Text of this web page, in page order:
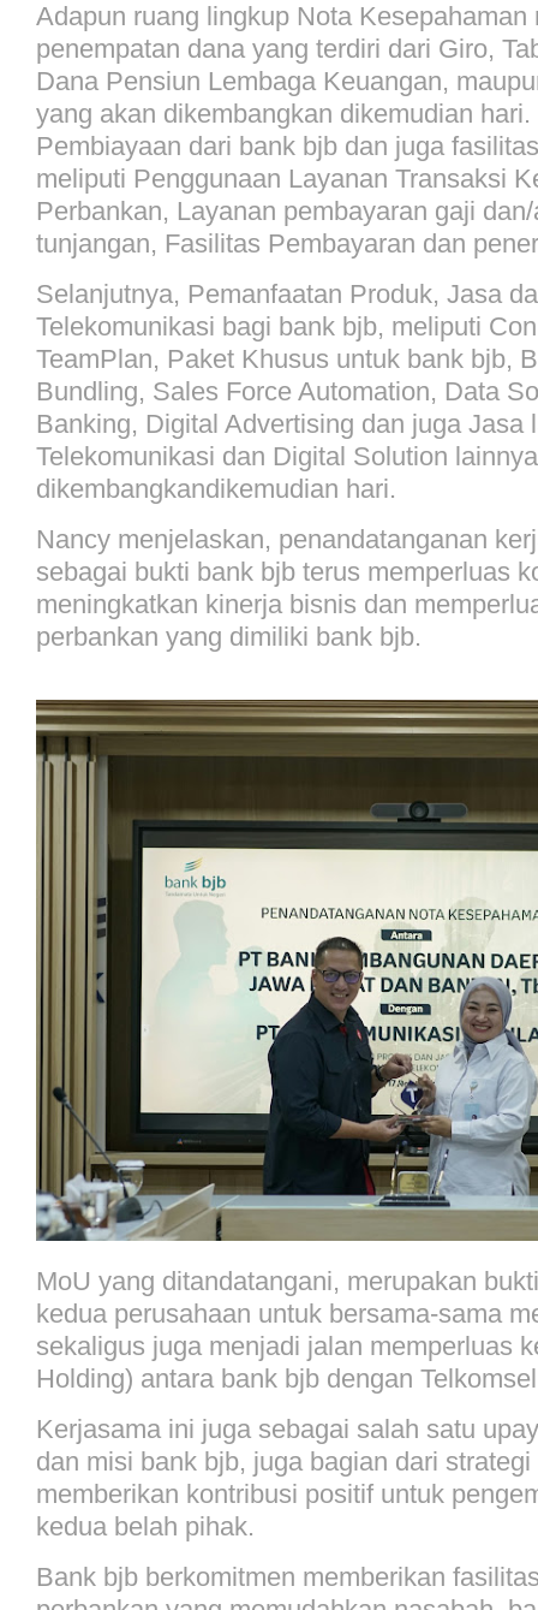
Adapun ruang lingkup Nota Kesepahaman
penempatan dana yang terdiri dari Giro,
Dana Pensiun Lembaga Keuangan,
yang akan dikembangkan dikemudian
Pembiayaan dari bank bjb dan juga
meliputi Penggunaan Layanan Transaksi
Perbankan, Layanan pembayaran gaji
tunjangan, Fasilitas Pembayaran dan
Selanjutnya, Pemanfaatan Produk, Jasa
Telekomunikasi bagi bank bjb, meliputi
TeamPlan, Paket Khusus untuk bank bjb,
Bundling, Sales Force Automation, Data
Banking, Digital Advertising dan juga Jasa
Telekomunikasi dan Digital Solution
dikembangkandikemudian hari.
Nancy menjelaskan, penandatanganan
sebagai bukti bank bjb terus memperluas
meningkatkan kinerja bisnis dan
perbankan yang dimiliki bank bjb.
MoU yang ditandatangani, merupakan
kedua perusahaan untuk bersama-sama
sekaligus juga menjadi jalan memperluas
Holding) antara bank bjb dengan
Kerjasama ini juga sebagai salah satu
dan misi bank bjb, juga bagian dari strategi
memberikan kontribusi positif untuk
kedua belah pihak.
Bank bjb berkomitmen memberikan